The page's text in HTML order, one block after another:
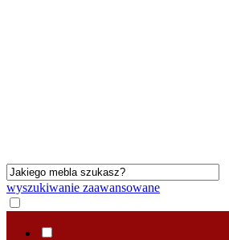
wyszukiwanie zaawansowane